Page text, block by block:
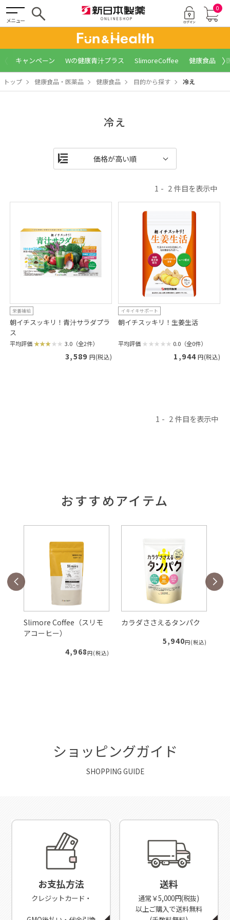
メニュー
0
キャンペーン Wの健康青汁プラス SlimoreCoffee 健康食品 〉
トップ 健康食品・医薬品 健康食品 目的から探す 冷え
冷え
1 2
栄養補給
朝イチスッキリ！青汁サラダプラ
ス
平均評価 3.0（全2件）
3,589 円(税込)
イキイキサポート
朝イチスッキリ！生姜生活
平均評価 0.0（全0件）
1,944 円(税込)
1 2
おすすめアイテム
Slimore Coffee（スリモ
アコーヒー）
4,968円(税込)
カラダささえるタンパク
5,940円(税込)
ショッピングガイド
SHOPPING GUIDE
お支払方法
クレジットカード・
送料
通常￥5,000円(税抜)
以上ご購入で送料無料